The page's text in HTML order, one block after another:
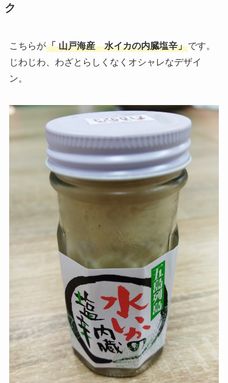
ク
こちらが「山戸海産 水イカの内臓塩辛」です。
じわじわ、わざとらしくなくオシャレなデザイ
ン。